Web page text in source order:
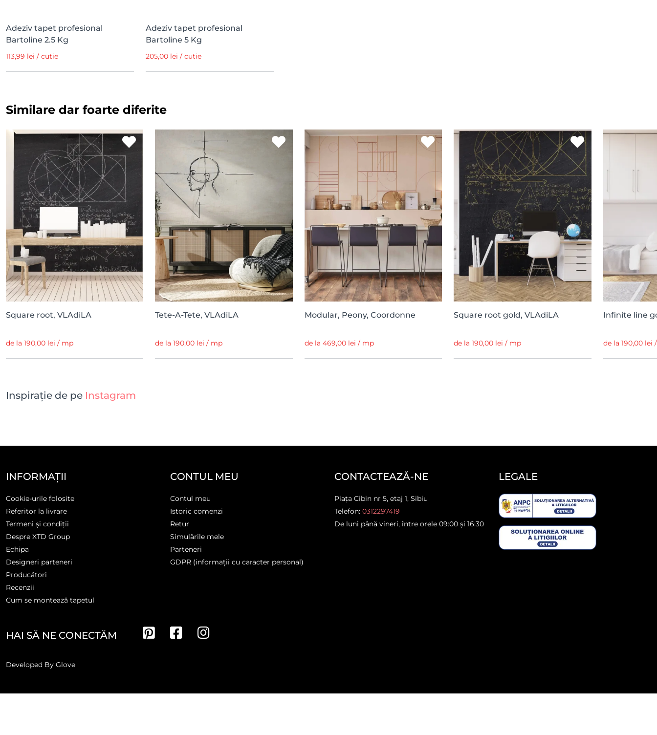
Adeziv tapet profesional
Bartoline 2.5 Kg
113,99 lei / cutie
Adeziv tapet profesional
Bartoline 5 Kg
205,00 lei / cutie
Similare dar foarte diferite
Square root, VLAdiLA
de la 190,00 lei / mp
Tete-A-Tete, VLAdiLA
de la 190,00 lei / mp
Modular, Peony, Coordonne
de la 469,00 lei / mp
Square root gold, VLAdiLA
de la 190,00 lei / mp
Infinite line
de la 190,00 lei
Inspirație de pe Instagram
INFORMAȚII
Cookie-urile folosite
Referitor la livrare
Termeni și condiții
Despre XTD Group
Echipa
Designeri parteneri
Producători
Recenzii
Cum se montează tapetul
CONTUL MEU
Contul meu
Istoric comenzi
Retur
Simulările mele
Parteneri
GDPR (informații cu caracter personal)
CONTACTEAZĂ-NE
Piața Cibin nr 5, etaj 1, Sibiu
Telefon: 0312297419
De luni până vineri, între orele 09:00 și 16:30
LEGALE
HAI SĂ NE CONECTĂM
Developed By Glove